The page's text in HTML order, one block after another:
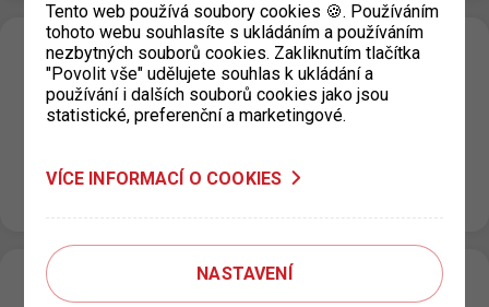
Nové ceny za krátkodobé stání v Městské
části Praha 5
15. 12. 2025
5. 1. 2026 k navýšení cen za krátkodobé stání u
Změny provozní doby výdejen v průběhu
Tento web používá soubory cookies 🍪. Používáním
tohoto webu souhlasíte s ukládáním a používáním
nezbytných souborů cookies. Zakliknutím tlačítka
"Povolit vše" udělujete souhlas k ukládání a
používání i dalších souborů cookies jako jsou
statistické, preferenční a marketingové.
VÍCE INFORMACÍ O COOKIES
NASTAVENÍ